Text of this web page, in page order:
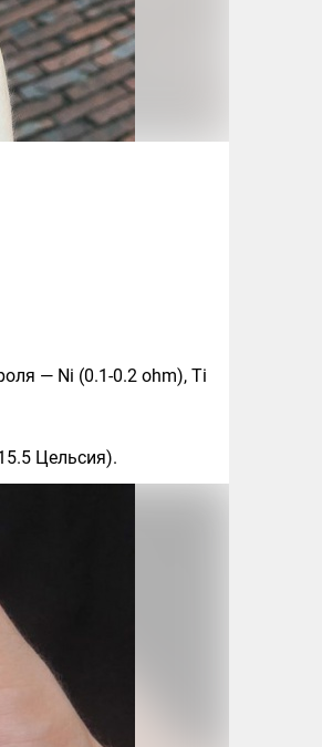
— Ni (0.1-0.2 ohm), Ti
Цельсия).